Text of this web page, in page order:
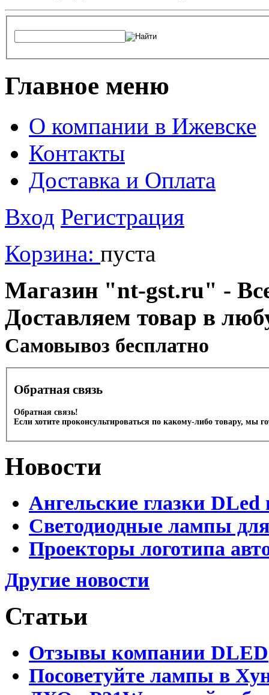
Главное меню
О компании в Ижевске
Контакты
Доставка и Оплата
Вход Регистрация
Корзина: пуста
Магазин "nt-gst.ru" -
Доставляем товар в
Cамовывоз бесплатно
Обратная связь
Обратная связь!
Если хотите проконсультироваться по какому-либо товару, мы
Новости
Ангельские глазки DLed
Светодиодные лампы
Проекторы логотипа
Другие новости
Статьи
Отзывы компании DLED
Посоветуйте лампы в